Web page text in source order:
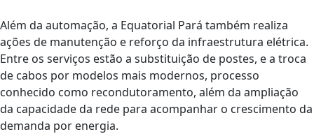
Além da automação, a Equatorial Pará também realiza
ações de manutenção e reforço da infraestrutura elétrica.
Entre os serviços estão a substituição de postes, e a troca
de cabos por modelos mais modernos, processo
conhecido como recondutoramento, além da ampliação
da capacidade da rede para acompanhar o crescimento da
demanda por energia.